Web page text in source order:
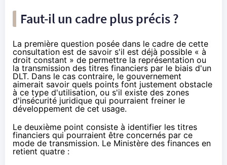
Faut-il un cadre plus précis ?
La première question posée dans le cadre de cette
consultation est de savoir s'il est déjà possible « à
droit constant » de permettre la représentation ou
la transmission des titres financiers par le biais d'un
DLT. Dans le cas contraire, le gouvernement
aimerait savoir quels points font justement obstacle
à ce type d'utilisation, ou s'il existe des zones
d'insécurité juridique qui pourraient freiner le
développement de cet usage.
Le deuxième point consiste à identifier les titres
financiers qui pourraient être concernés par ce
mode de transmission. Le Ministère des finances en
retient quatre :